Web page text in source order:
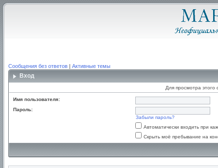
Сообщения без ответов | Активные темы
Вход
Для просмотра
Имя пользователя:
Пароль:
Забыли пароль?
Автоматически входить при
Скрыть моё пребывание на